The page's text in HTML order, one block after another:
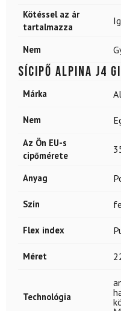
Kötéssel az ár
tartalmazza
Nem
Sícipő ALPINA J4
Márka
Nem
Az Ön EU-s
cipőmérete
Anyag
Szín
Flex index
Méret
Technológia